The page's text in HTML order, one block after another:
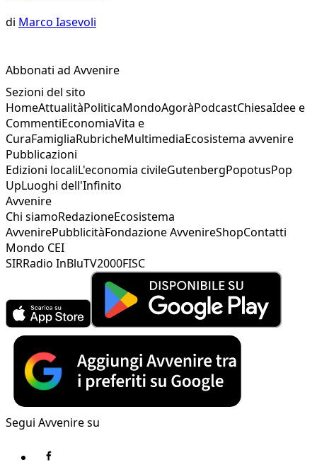
di Marco Iasevoli
Abbonati ad Avvenire
Sezioni del sito
HomeAttualitàPoliticaMondoAgoràPodcastChiesaIdee e
CommentiEconomiaVita e
CuraFamigliaRubricheMultimediaEcosistema avvenire
Pubblicazioni
Edizioni localiL'economia civileGutenbergPopotusPop
UpLuoghi dell'Infinito
Avvenire
Chi siamoRedazioneEcosistema
AvvenirePubblicitàFondazione AvvenireShopContatti
Mondo CEI
SIRRadio InBluTV2000FISC
Segui Avvenire su